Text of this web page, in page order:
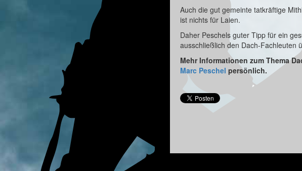
Auch die gut gemeinte tatkräftige
ist nichts für Laien.
Daher Peschels guter Tipp für ein
ausschließlich den Dach-Fachleuten
Mehr Informationen zum Thema
Marc Peschel persönlich.